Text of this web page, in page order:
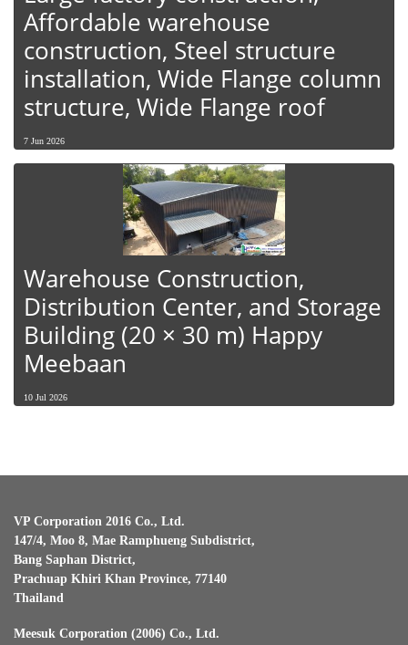
Affordable warehouse
construction, Steel structure
installation, Wide Flange column
structure, Wide Flange roof
7 Jun 2026
Warehouse Construction,
Distribution Center, and Storage
Building (20 × 30 m) Happy
Meebaan
10 Jul 2026
VP Corporation 2016 Co., Ltd.
147/4, Moo 8, Mae Ramphueng Subdistrict,
Bang Saphan District,
Prachuap Khiri Khan Province, 77140
Thailand
Meesuk Corporation (2006) Co., Ltd.